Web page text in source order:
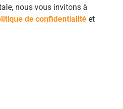
nous vous invitons à
de confidentialité et